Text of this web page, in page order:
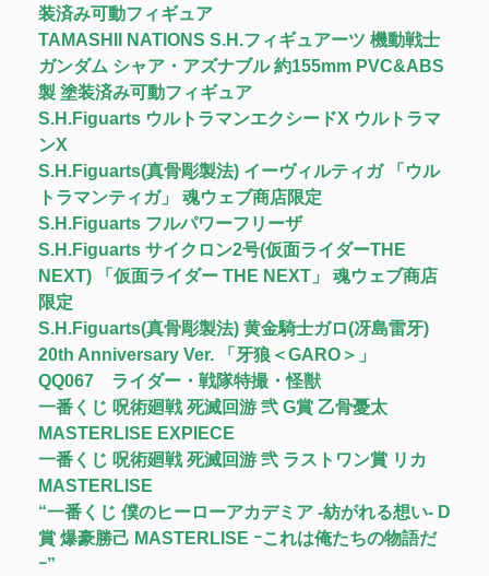
装済み可動フィギュア
TAMASHII NATIONS S.H.フィギュアーツ 機動戦士
ガンダム シャア・アズナブル 約155mm PVC&ABS
製 塗装済み可動フィギュア
S.H.Figuarts ウルトラマンエクシードX ウルトラマ
ンX
S.H.Figuarts(真骨彫製法) イーヴィルティガ 「ウル
トラマンティガ」 魂ウェブ商店限定
S.H.Figuarts フルパワーフリーザ
S.H.Figuarts サイクロン2号(仮面ライダーTHE
NEXT) 「仮面ライダー THE NEXT」 魂ウェブ商店
限定
S.H.Figuarts(真骨彫製法) 黄金騎士ガロ(冴島雷牙)
20th Anniversary Ver. 「牙狼＜GARO＞」
QQ067 ライダー・戦隊特撮・怪獣
一番くじ 呪術廻戦 死滅回游 弐 G賞 乙骨憂太
MASTERLISE EXPIECE
一番くじ 呪術廻戦 死滅回游 弐 ラストワン賞 リカ
MASTERLISE
“一番くじ 僕のヒーローアカデミア -紡がれる想い- D
賞 爆豪勝己 MASTERLISE ｰこれは俺たちの物語だ
ｰ”